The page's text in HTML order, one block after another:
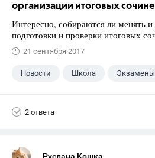
организации итоговых
Интересно, собираются ли менять
подготовки и проверки итоговых
21 сентября 2017
Новости Школа Экзамены
2 ответа